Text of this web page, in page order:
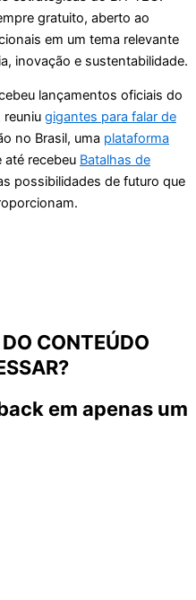
gratuito, aberto ao
em um tema relevante
inovação e sustentabilidade.
lançamentos oficiais do
reuniu gigantes para falar de
no Brasil, uma plataforma
até recebeu Batalhas de
possibilidades de futuro que
CONTEÚDO
em apenas um